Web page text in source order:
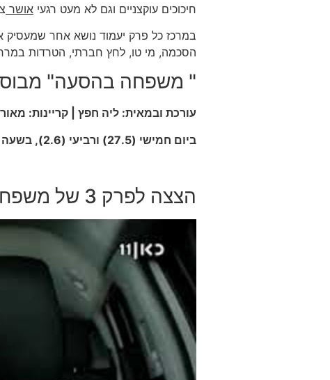
חיכוכים עוקצניים וגם לא מעט רגעי אושר
במרכז כל פרק יעמוד נושא אחר שמעסיק
הסכמה, מי טו, לחץ חברתי, הטרדות
" משפחה בהסעה"
עורכת ובמאית: ליה חפץ | קריינות:
ביום חמישי (27.5) ורביעי (2.6), בשעה 21:00 ב- כאן 11 ו- בדיגיטל
הצצה לפרק 3 של משפחה בהסעה.